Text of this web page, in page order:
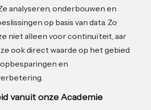
analyseren, onderbouwen en
op basis van data. Zo
niet alleen voor continuïteit, aar
ook direct waarde op het gebied
en
vanuit onze Academie